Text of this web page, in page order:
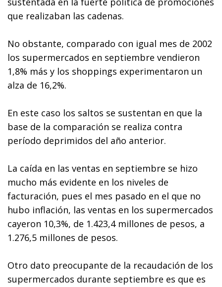
que realizaban las cadenas.
No obstante, comparado con igual mes de 2002
los supermercados en septiembre vendieron
1,8% más y los shoppings experimentaron un
alza de 16,2%.
En este caso los saltos se sustentan en que la
base de la comparación se realiza contra
período deprimidos del año anterior.
La caída en las ventas en septiembre se hizo
mucho más evidente en los niveles de
facturación, pues el mes pasado en el que no
hubo inflación, las ventas en los supermercados
cayeron 10,3%, de 1.423,4 millones de pesos, a
1.276,5 millones de pesos.
Otro dato preocupante de la recaudación de los
supermercados durante septiembre es que es